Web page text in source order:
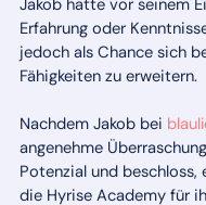
Jakob hatte vor seinem
Erfahrung oder
jedoch als Chance sich
Fähigkeiten zu erweitern.
Nachdem Jakob bei
angenehme
Potenzial und
die Hyrise Academy für